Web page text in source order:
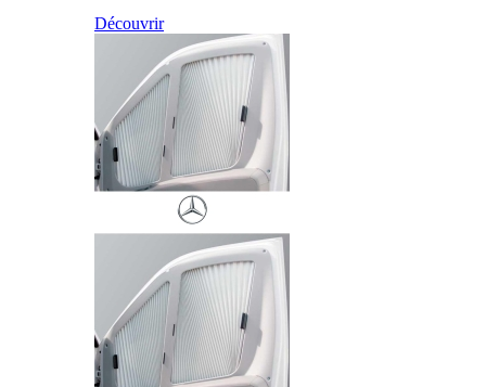
Découvrir